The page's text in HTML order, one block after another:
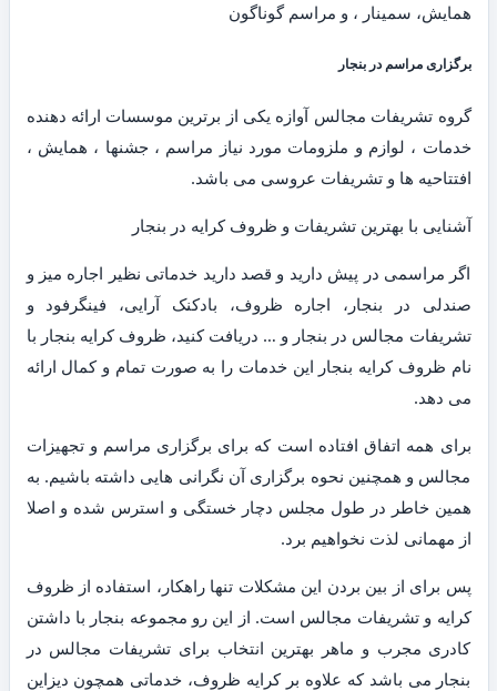
همایش، سمینار ، و مراسم گوناگون
برگزاری مراسم در بنجار
گروه تشریفات مجالس آوازه یکی از برترین موسسات ارائه دهنده
خدمات ، لوازم و ملزومات مورد نیاز مراسم ، جشنها ، همایش ،
افتتاحیه ها و تشریفات عروسی می باشد.
آشنایی با بهترین تشریفات و ظروف کرایه در بنجار
اگر مراسمی در پیش دارید و قصد دارید خدماتی نظیر اجاره میز و
صندلی در بنجار، اجاره ظروف، بادکنک آرایی، فینگرفود و
تشریفات مجالس در بنجار و … دریافت کنید، ظروف کرایه بنجار با
نام ظروف کرایه بنجار این خدمات را به صورت تمام و کمال ارائه
می دهد.
برای همه اتفاق افتاده است که برای برگزاری مراسم و تجهیزات
مجالس و همچنین نحوه برگزاری آن نگرانی هایی داشته باشیم. به
همین خاطر در طول مجلس دچار خستگی و استرس شده و اصلا
از مهمانی لذت نخواهیم برد.
پس برای از بین بردن این مشکلات تنها راهکار، استفاده از ظروف
کرایه و تشریفات مجالس است. از این رو مجموعه بنجار با داشتن
کادری مجرب و ماهر بهترین انتخاب برای تشریفات مجالس در
بنجار می باشد که علاوه بر کرایه ظروف، خدماتی همچون دیزاین